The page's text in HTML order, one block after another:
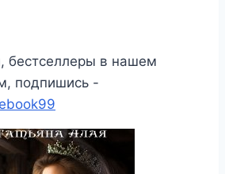
бестселлеры в нашем
подпишись -